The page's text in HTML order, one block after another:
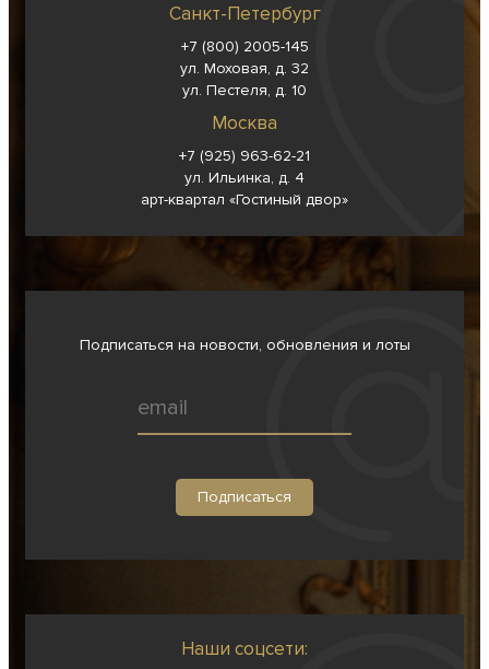
Санкт-Петербург
+7 (800) 2005-145
ул. Моховая, д. 32
ул. Пестеля, д. 10
Москва
+7 (925) 963-62-21
ул. Ильинка, д. 4
арт-квартал «Гостиный двор»
Подписаться на новости, обновления и лоты
Наши соцсети: